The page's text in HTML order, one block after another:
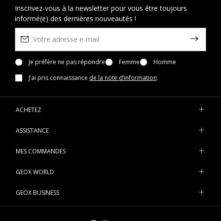
Inscrivez-vous à la newsletter pour vous être toujours
informé(e) des dernières nouveautés !
Je préfère ne pas répondre Femme
Homme
J’ai pris connaissance de la note d’information.
ACHETEZ
ASSISTANCE
MES COMMANDES
GEOX WORLD
GEOX BUSINESS